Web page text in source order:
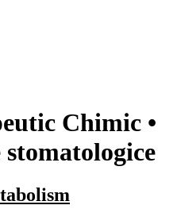
Chimic •